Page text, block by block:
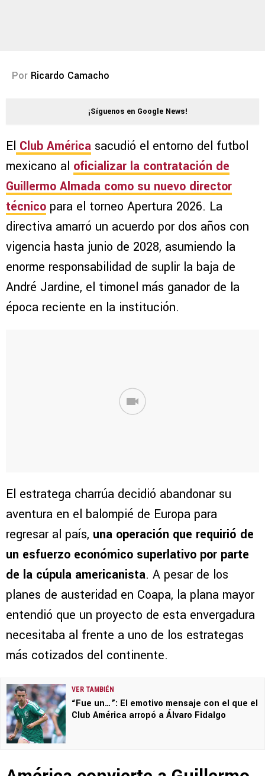
Por Ricardo Camacho
¡Síguenos en Google News!
El Club América sacudió el entorno del futbol
mexicano al oficializar la contratación de
Guillermo Almada como su nuevo director
técnico para el torneo Apertura 2026. La
directiva amarró un acuerdo por dos años con
vigencia hasta junio de 2028, asumiendo la
enorme responsabilidad de suplir la baja de
André Jardine, el timonel más ganador de la
época reciente en la institución.
El estratega charrúa decidió abandonar su
aventura en el balompié de Europa para
regresar al país, una operación que requirió de
un esfuerzo económico superlativo por parte
de la cúpula americanista. A pesar de los
planes de austeridad en Coapa, la plana mayor
entendió que un proyecto de esta envergadura
necesitaba al frente a uno de los estrategas
más cotizados del continente.
VER TAMBIÉN
“Fue un…”: El emotivo mensaje con el que el
Club América arropó a Álvaro Fidalgo